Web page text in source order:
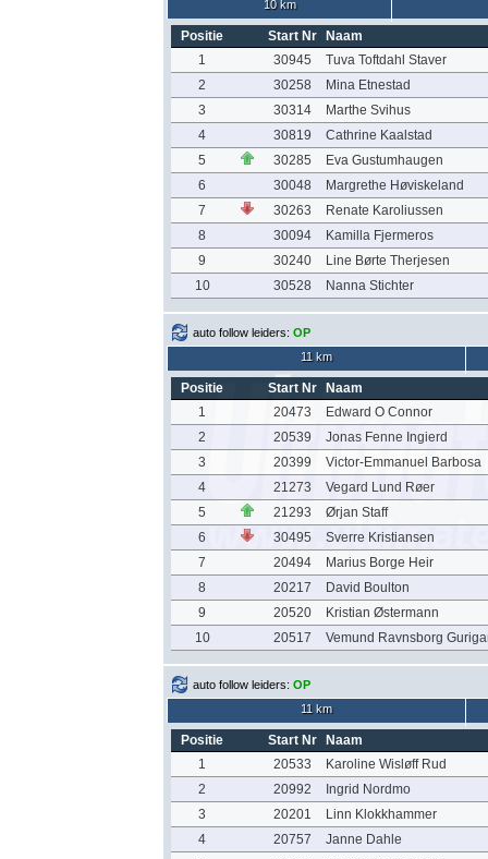
10 km
Positie Start Nr
Naam
1
30945
Tuva Toftdahl Staver
2
30258
Mina Etnestad
3
30314
Marthe Svihus
4
30819
Cathrine Kaalstad
5
30285
Eva Gustumhaugen
6
30048
Margrethe Høviskeland
7
30263
Renate Karoliussen
8
30094
Kamilla Fjermeros
9
30240
Line Børte Therjesen
10
30528 Nanna Stichter
auto follow leiders: OP
11 km
Positie Start Nr
Naam
1
20473
Edward O Connor
2
20539
Jonas Fenne Ingierd
3
20399
Victor-Emmanuel Barbosa
4
21273
Vegard Lund Røer
5
21293
Ørjan Staff
6
30495
Sverre Kristiansen
7
20494
Marius Borge Heir
8
20217
David Boulton
9
20520
Kristian Østermann
10
20517 Vemund Ravnsborg
auto follow leiders: OP
11 km
Positie Start Nr
Naam
1
20533
Karoline Wisløff Rud
2
20992
Ingrid Nordmo
3
20201
Linn Klokkhammer
4
20757
Janne Dahle